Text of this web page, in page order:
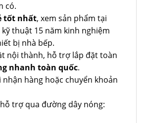
có.
tốt nhất, xem sản phẩm tại
thuật 15 năm kinh nghiệm
bị nhà bếp.
nội thành, hỗ trợ lắp đặt toàn
nhanh toàn quốc.
hàng hoặc chuyển khoản
trợ qua đường dây nóng: